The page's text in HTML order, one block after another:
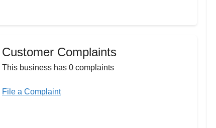
Customer Complaints
This business has 0 complaints
File a Complaint